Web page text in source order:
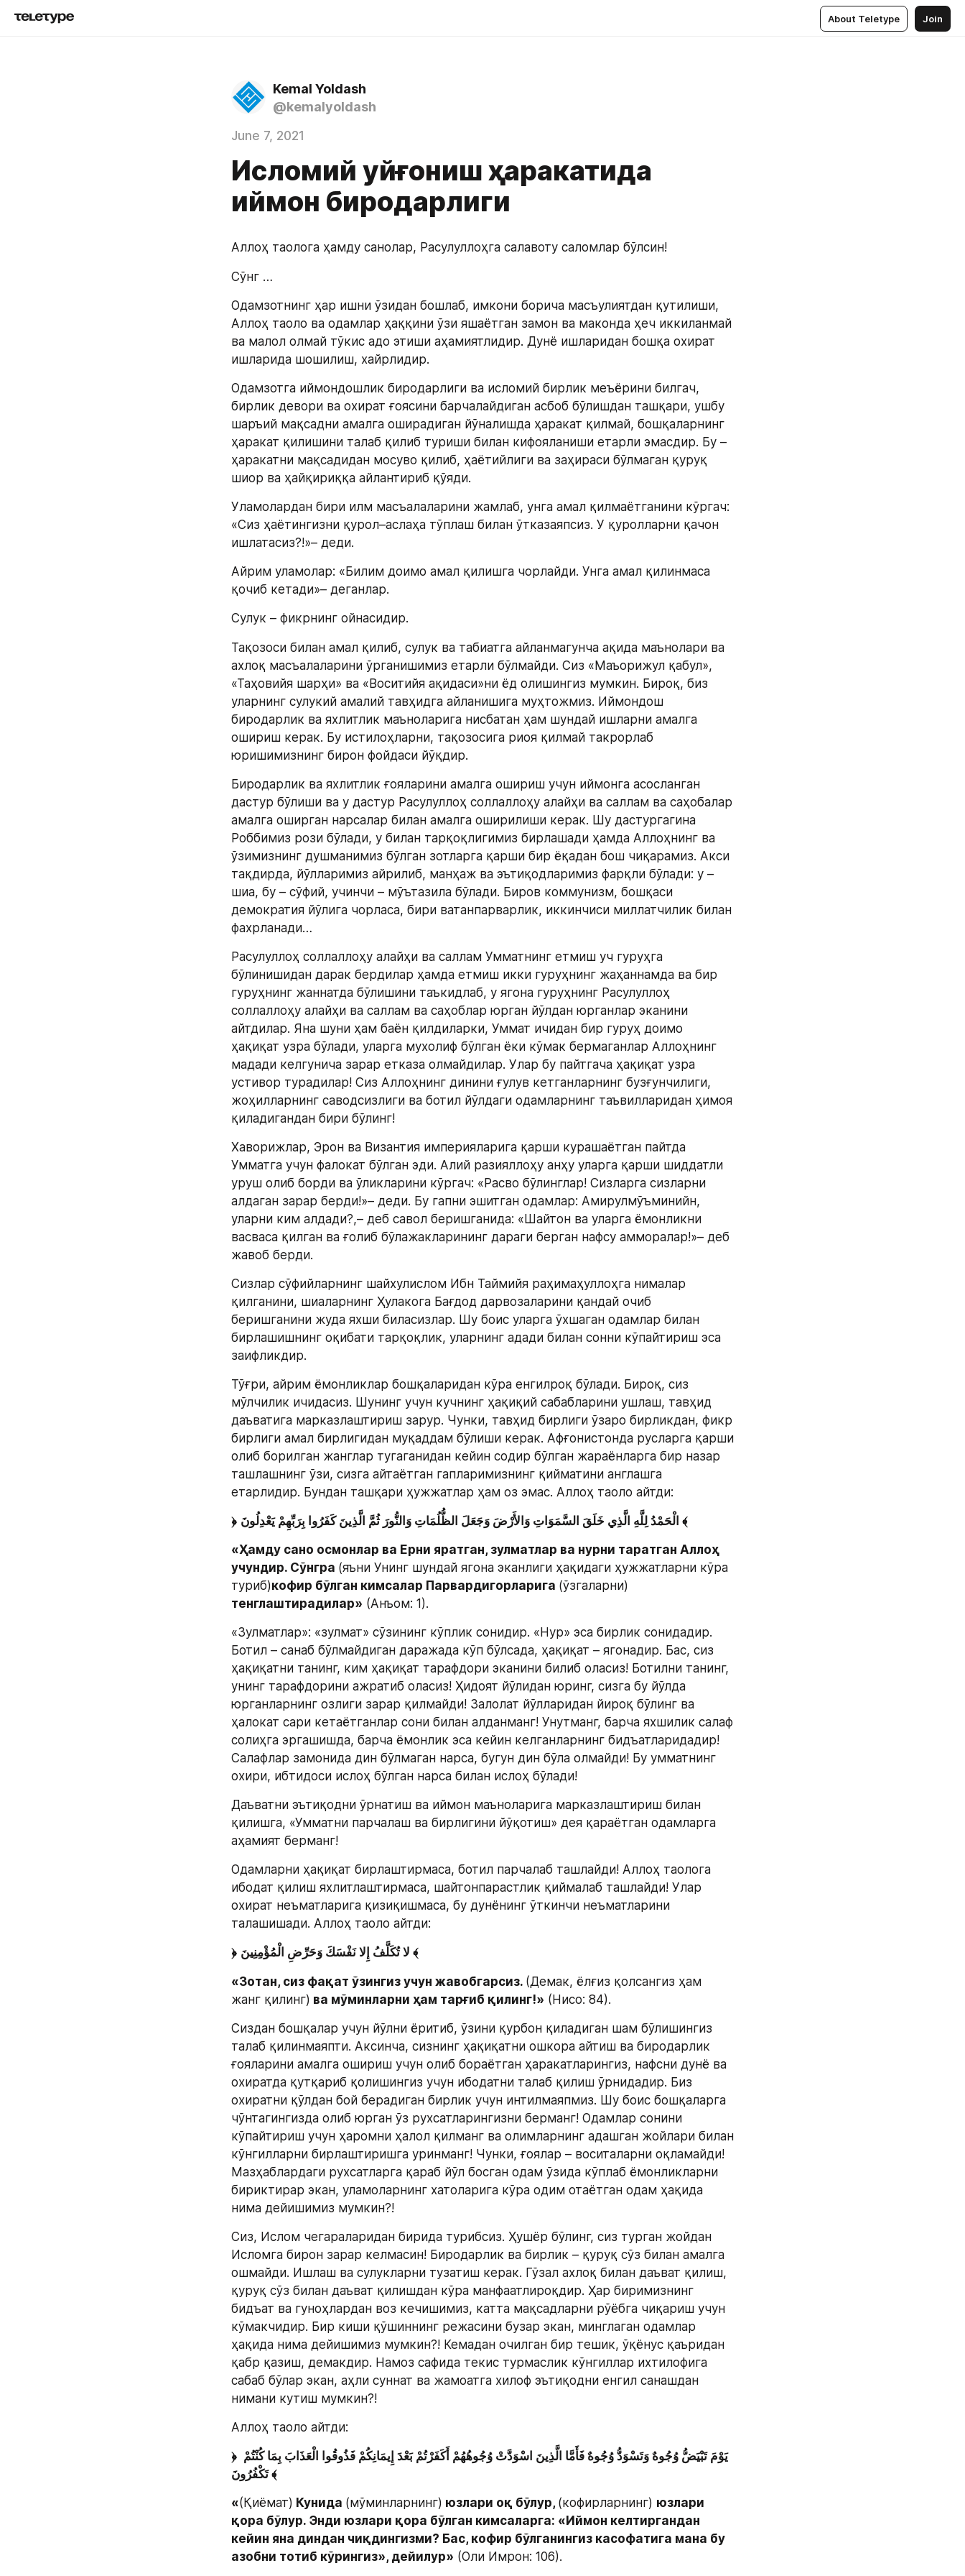
About Teletype Join
Kemal Yoldash
@kemalyoldash
June 7, 2021
Исломий уйғониш ҳаракатида
иймон биродарлиги
Аллоҳ таолога ҳамду санолар, Расулуллоҳга салавоту саломлар бўлсин!
Сўнг …
Одамзотнинг ҳар ишни ўзидан бошлаб, имкони борича масъулиятдан қутилиши,
Аллоҳ таоло ва одамлар ҳаққини ўзи яшаётган замон ва маконда ҳеч иккиланмай
ва малол олмай тўкис адо этиши аҳамиятлидир. Дунё ишларидан бошқа охират
ишларида шошилиш, хайрлидир.
Одамзотга иймондошлик биродарлиги ва исломий бирлик меъёрини билгач,
бирлик девори ва охират ғоясини барчалайдиган асбоб бўлишдан ташқари, ушбу
шаръий мақсадни амалга оширадиган йўналишда ҳаракат қилмай, бошқаларнинг
ҳаракат қилишини талаб қилиб туриши билан кифояланиши етарли эмасдир. Бу –
ҳаракатни мақсадидан мосуво қилиб, ҳаётийлиги ва заҳираси бўлмаган қуруқ
шиор ва ҳайқириққа айлантириб қўяди.
Уламолардан бири илм масъалаларини жамлаб, унга амал қилмаётганини кўргач:
«Сиз ҳаётингизни қурол–аслаҳа тўплаш билан ўтказаяпсиз. У қуролларни қачон
ишлатасиз?!»– деди.
Айрим уламолар: «Билим доимо амал қилишга чорлайди. Унга амал қилинмаса
қочиб кетади»– деганлар.
Сулук – фикрнинг ойнасидир.
Тақозоси билан амал қилиб, сулук ва табиатга айланмагунча ақида маънолари ва
ахлоқ масъалаларини ўрганишимиз етарли бўлмайди. Сиз «Маъорижул қабул»,
«Таҳовийя шарҳи» ва «Воситийя ақидаси»ни ёд олишингиз мумкин. Бироқ, биз
уларнинг сулукий амалий тавҳидга айланишига муҳтожмиз. Иймондош
биродарлик ва яхлитлик маъноларига нисбатан ҳам шундай ишларни амалга
ошириш керак. Бу истилоҳларни, тақозосига риоя қилмай такрорлаб
юришимизнинг бирон фойдаси йўқдир.
Биродарлик ва яхлитлик ғояларини амалга ошириш учун иймонга асосланган
дастур бўлиши ва у дастур Расулуллоҳ соллаллоҳу алайҳи ва саллам ва саҳобалар
амалга оширган нарсалар билан амалга оширилиши керак. Шу дастургагина
Роббимиз рози бўлади, у билан тарқоқлигимиз бирлашади ҳамда Аллоҳнинг ва
ўзимизнинг душманимиз бўлган зотларга қарши бир ёқадан бош чиқарамиз. Акси
тақдирда, йўлларимиз айрилиб, манҳаж ва эътиқодларимиз фарқли бўлади: у –
шиа, бу – сўфий, учинчи – мўътазила бўлади. Биров коммунизм, бошқаси
демократия йўлига чорласа, бири ватанпарварлик, иккинчиси миллатчилик билан
фахрланади…
Расулуллоҳ соллаллоҳу алайҳи ва саллам Умматнинг етмиш уч гуруҳга
бўлинишидан дарак бердилар ҳамда етмиш икки гуруҳнинг жаҳаннамда ва бир
гуруҳнинг жаннатда бўлишини таъкидлаб, у ягона гуруҳнинг Расулуллоҳ
соллаллоҳу алайҳи ва саллам ва саҳоблар юрган йўлдан юрганлар эканини
айтдилар. Яна шуни ҳам баён қилдиларки, Уммат ичидан бир гуруҳ доимо
ҳақиқат узра бўлади, уларга мухолиф бўлган ёки кўмак бермаганлар Аллоҳнинг
мадади келгунича зарар етказа олмайдилар. Улар бу пайтгача ҳақиқат узра
устивор турадилар! Сиз Аллоҳнинг динини ғулув кетганларнинг бузғунчилиги,
жоҳилларнинг саводсизлиги ва ботил йўлдаги одамларнинг таъвилларидан ҳимоя
қиладигандан бири бўлинг!
Хаворижлар, Эрон ва Византия империяларига қарши курашаётган пайтда
Умматга учун фалокат бўлган эди. Алий разияллоҳу анҳу уларга қарши шиддатли
уруш олиб борди ва ўликларини кўргач: «Расво бўлинглар! Сизларга сизларни
алдаган зарар берди!»– деди. Бу гапни эшитган одамлар: Амирулмўъминийн,
уларни ким алдади?,– деб савол беришганида: «Шайтон ва уларга ёмонликни
васваса қилган ва ғолиб бўлажакларининг дараги берган нафсу амморалар!»– деб
жавоб берди.
Сизлар сўфийларнинг шайхулислом Ибн Таймийя раҳимаҳуллоҳга нималар
қилганини, шиаларнинг Ҳулакога Бағдод дарвозаларини қандай очиб
беришганини жуда яхши биласизлар. Шу боис уларга ўхшаган одамлар билан
бирлашишнинг оқибати тарқоқлик, уларнинг адади билан сонни кўпайтириш эса
заифликдир.
Тўғри, айрим ёмонликлар бошқаларидан кўра енгилроқ бўлади. Бироқ, сиз
мўлчилик ичидасиз. Шунинг учун кучнинг ҳақиқий сабабларини ушлаш, тавҳид
даъватига марказлаштириш зарур. Чунки, тавҳид бирлиги ўзаро бирликдан, фикр
бирлиги амал бирлигидан муқаддам бўлиши керак. Афғонистонда русларга қарши
олиб борилган жанглар тугаганидан кейин содир бўлган жараёнларга бир назар
ташлашнинг ўзи, сизга айтаётган гапларимизнинг қийматини англашга
етарлидир. Бундан ташқари ҳужжатлар ҳам оз эмас. Аллоҳ таоло айтди:
﴿
الْحَمْدُ لِلَّهِ الَّذِي خَلَقَ السَّمَوَاتِ وَالأَرْضَ وَجَعَلَ الظُّلُمَاتِ وَالنُّورَ ثُمَّ الَّذِينَ كَفَرُوا بِرَبِّهِمْ يَعْدِلُونَ ﴾
«Ҳамду сано осмонлар ва Ерни яратган, зулматлар ва нурни таратган Аллоҳ
учундир. Сўнгра (яъни Унинг шундай ягона экан­лиги ҳақидаги ҳужжатларни кўра
туриб)кофир бўлган кимсалар Парвардигорларига (ўзгаларни)
тенглаштирадилар» (Анъом: 1).
«Зулматлар»: «зулмат» сўзининг кўплик сонидир. «Нур» эса бирлик сонидадир.
Ботил – санаб бўлмайдиган даражада кўп бўлсада, ҳақиқат – ягонадир. Бас, сиз
ҳақиқатни танинг, ким ҳақиқат тарафдори эканини билиб оласиз! Ботилни танинг,
унинг тарафдорини ажратиб оласиз! Ҳидоят йўлидан юринг, сизга бу йўлда
юрганларнинг озлиги зарар қилмайди! Залолат йўлларидан йироқ бўлинг ва
ҳалокат сари кетаётганлар сони билан алданманг! Унутманг, барча яхшилик салаф
солиҳга эргашишда, барча ёмонлик эса кейин келганларнинг бидъатларидадир!
Салафлар замонида дин бўлмаган нарса, бугун дин бўла олмайди! Бу умматнинг
охири, ибтидоси ислоҳ бўлган нарса билан ислоҳ бўлади!
Даъватни эътиқодни ўрнатиш ва иймон маъноларига марказлаштириш билан
қилишга, «Умматни парчалаш ва бирлигини йўқотиш» дея қараётган одамларга
аҳамият берманг!
Одамларни ҳақиқат бирлаштирмаса, ботил парчалаб ташлайди! Аллоҳ таолога
ибодат қилиш яхлитлаштирмаса, шайтонпарастлик қиймалаб ташлайди! Улар
охират неъматларига қизиқишмаса, бу дунёнинг ўткинчи неъматларини
талашишади. Аллоҳ таоло айтди:
﴿
لا تُكَلَّفُ إِلا نَفْسَكَ وَحَرِّضِ الْمُؤْمِنِينَ ﴾
«Зотан, сиз фақат ўзингиз учун жавобгарсиз. (Демак, ёлғиз қолсангиз ҳам
жанг қилинг) ва мўминларни ҳам тарғиб қилинг!» (Нисо: 84).
Сиздан бошқалар учун йўлни ёритиб, ўзини қурбон қиладиган шам бўлишингиз
талаб қилинмаяпти. Аксинча, сизнинг ҳақиқатни ошкора айтиш ва биродарлик
ғояларини амалга ошириш учун олиб бораётган ҳаракатларингиз, нафсни дунё ва
охиратда қутқариб қолишингиз учун ибодатни талаб қилиш ўрнидадир. Биз
охиратни қўлдан бой берадиган бирлик учун интилмаяпмиз. Шу боис бошқаларга
чўнтагингизда олиб юрган ўз рухсатларингизни берманг! Одамлар сонини
кўпайтириш учун ҳаромни ҳалол қилманг ва олимларнинг адашган жойлари билан
кўнгилларни бирлаштиришга уринманг! Чунки, ғоялар – воситаларни оқламайди!
Мазҳаблардаги рухсатларга қараб йўл босган одам ўзида кўплаб ёмонликларни
бириктирар экан, уламоларнинг хатоларига кўра одим отаётган одам ҳақида
нима дейишимиз мумкин?!
Сиз, Ислом чегараларидан бирида турибсиз. Ҳушёр бўлинг, сиз турган жойдан
Исломга бирон зарар келмасин! Биродарлик ва бирлик – қуруқ сўз билан амалга
ошмайди. Ишлаш ва сулукларни тузатиш керак. Гўзал ахлоқ билан даъват қилиш,
қуруқ сўз билан даъват қилишдан кўра манфаатлироқдир. Ҳар биримизнинг
бидъат ва гуноҳлардан воз кечишимиз, катта мақсадларни рўёбга чиқариш учун
кўмакчидир. Бир киши қўшиннинг режасини бузар экан, минглаган одамлар
ҳақида нима дейишимиз мумкин?! Кемадан очилган бир тешик, ўқёнус қаъридан
қабр қазиш, демакдир. Намоз сафида текис турмаслик кўнгиллар ихтилофига
сабаб бўлар экан, аҳли суннат ва жамоатга хилоф эътиқодни енгил санашдан
нимани кутиш мумкин?!
Аллоҳ таоло айтди:
﴿
تَكْفُرُونَ ﴾
«(Қиёмат) Кунида (мўминларнинг) юзлари оқ бўлур, (кофирларнинг) юзлари
қора бўлур. Энди юзлари қора бўлган кимсаларга: «Иймон келтиргандан
кейин яна диндан чиқдингизми? Бас, кофир бўлганингиз касофатига мана бу
азобни тотиб кўрингиз», дейилур» (Оли Имрон: 106).